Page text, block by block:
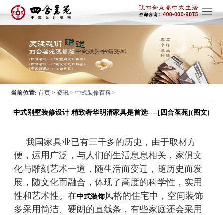
当前位置: 首页 > 资讯 >中式装修百科 >
中式别墅装修设计 精致奢华明清家具是首选----[四合茗苑](图文)
我国家具业已有三千多的历史，由于取材方
便，运用广泛，与人们的生活息息相关，家俱文
化与雕刻艺术一道，随生活而变迁，随历史而发
展，随文化而融合，体现了高度的科学性，实用
性和艺术性。在中式装饰风格的住宅中，空间装饰
多采用简洁、硬朗的直线条，有些家庭还会采用